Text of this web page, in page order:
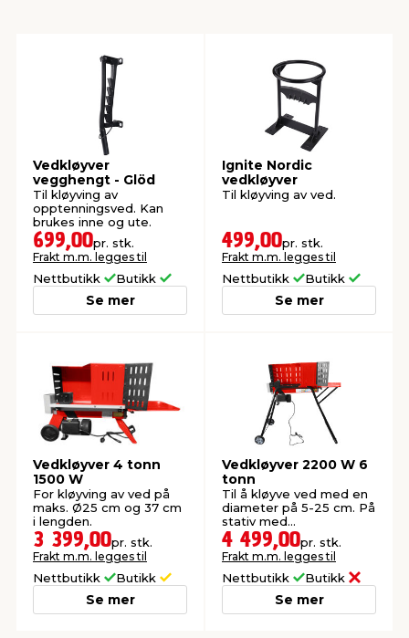
& ugress
& stativer
og sylting
data & TV
Vedkløyver
vegghengt - Glöd
Til kløyving av
opptenningsved. Kan
brukes inne og ute.
699,00pr. stk.
Frakt m.m. legges til
Nettbutikk Butikk
Se mer
Ignite Nordic
vedkløyver
Til kløyving av ved.
499,00pr. stk.
Frakt m.m. legges til
Nettbutikk Butikk
Se mer
Vedkløyver 4 tonn
1500 W
For kløyving av ved på
maks. Ø25 cm og 37 cm
i lengden.
3 399,00pr. stk.
Frakt m.m. legges til
Nettbutikk Butikk
Se mer
Vedkløyver 2200 W 6
tonn
Til å kløyve ved med en
diameter på 5-25 cm. På
stativ med
sikkerhetscover.
4 499,00pr. stk.
Frakt m.m. legges til
Nettbutikk Butikk
Se mer